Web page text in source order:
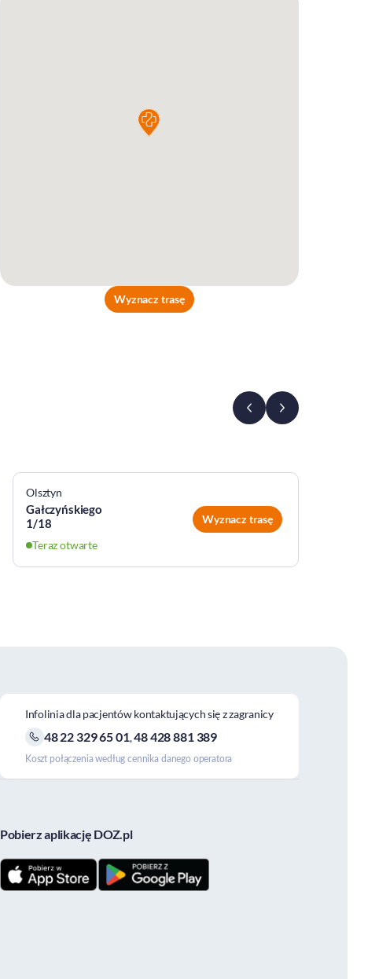
Wyznacz trasę
Olsztyn
Gałczyńskiego
1/18
Teraz otwarte
Wyznacz trasę
Infolinia dla pacjentów kontaktujących się z zagranicy
48 22 329 65 01,48 428 881 389
Koszt połączenia według cennika danego operatora
Pobierz aplikację DOZ.pl